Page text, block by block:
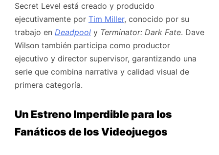
Secret Level está creado y producido
ejecutivamente por Tim Miller, conocido por su
trabajo en Deadpool y Terminator: Dark Fate. Dave
Wilson también participa como productor
ejecutivo y director supervisor, garantizando una
serie que combina narrativa y calidad visual de
primera categoría.
Un Estreno Imperdible para los
Fanáticos de los Videojuegos